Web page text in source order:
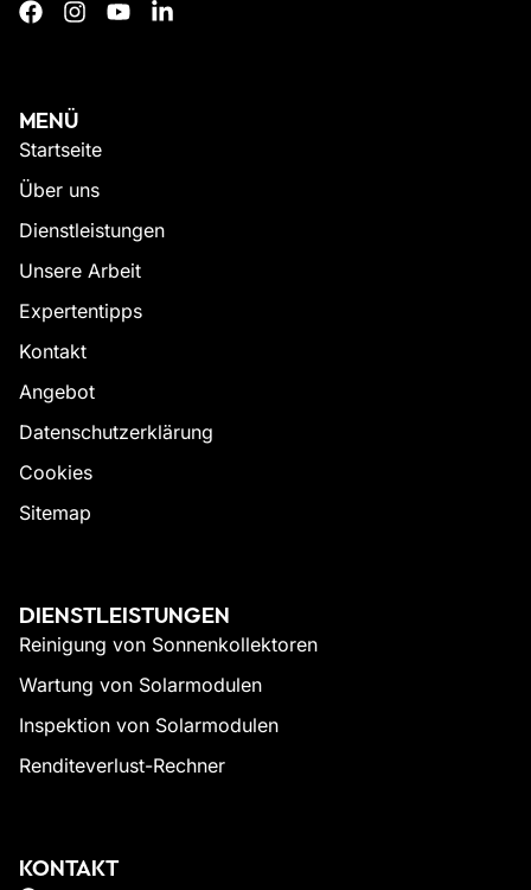
MENÜ
Startseite
Über uns
Dienstleistungen
Unsere Arbeit
Expertentipps
Kontakt
Angebot
Datenschutzerklärung
Cookies
Sitemap
DIENSTLEISTUNGEN
Reinigung von Sonnenkollektoren
Wartung von Solarmodulen
Inspektion von Solarmodulen
Renditeverlust-Rechner
KONTAKT